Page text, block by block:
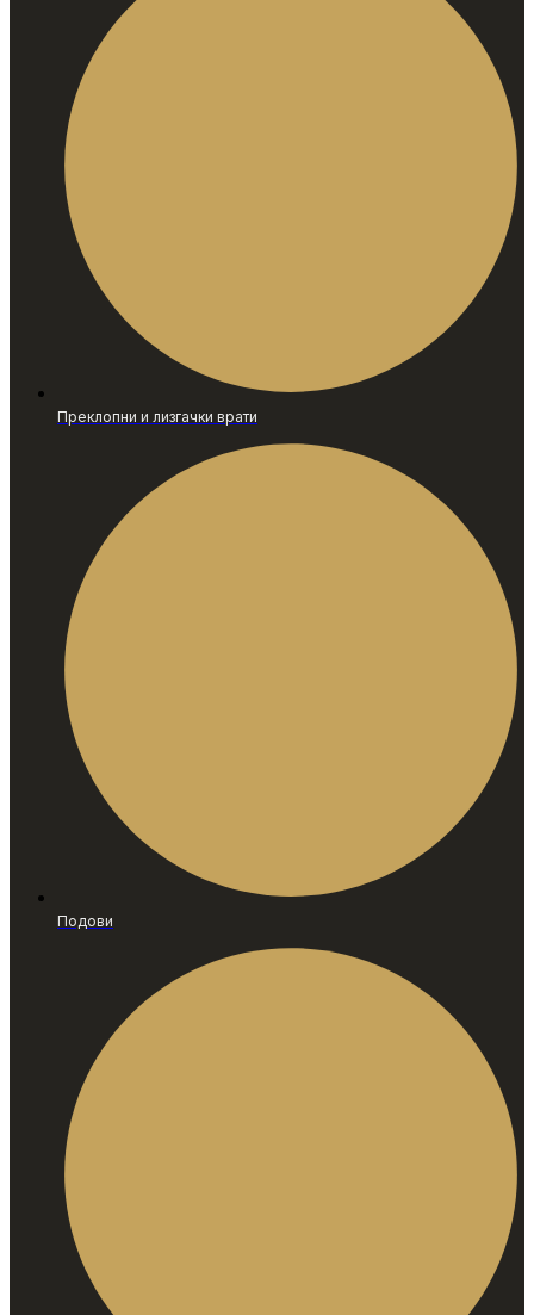
Преклопни и лизгачки врати
Подови